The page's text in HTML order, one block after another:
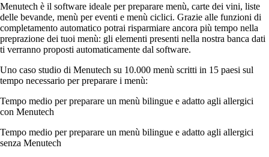
Menutech è il software ideale per preparare menù, carte dei vini, liste
delle bevande, menù per eventi e menù ciclici. Grazie alle funzioni di
completamento automatico potrai risparmiare ancora più tempo nella
preprazione dei tuoi menù: gli elementi presenti nella nostra banca dati
ti verranno proposti automaticamente dal software.
Uno caso studio di Menutech su 10.000 menù scritti in 15 paesi sul
tempo necessario per preparare i menù:
Tempo medio per preparare un menù bilingue e adatto agli allergici
con Menutech
Tempo medio per preparare un menù bilingue e adatto agli allergici
senza Menutech